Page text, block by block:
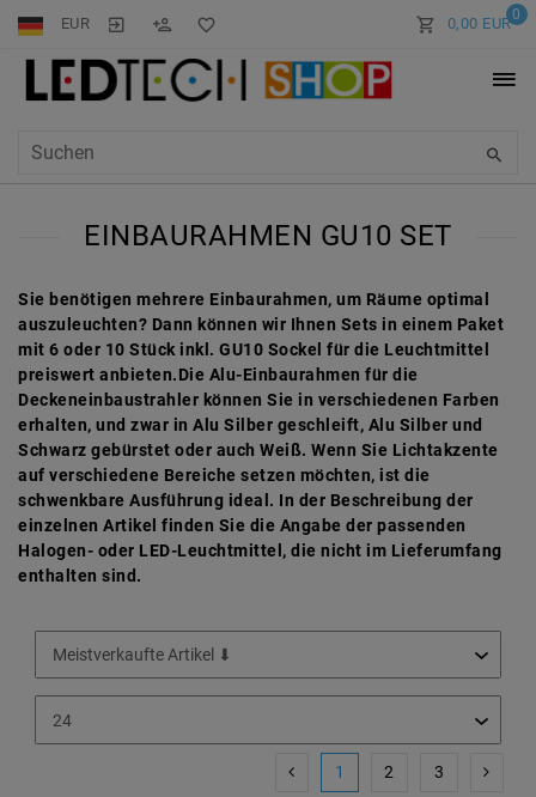
EUR 0
0,00 EUR
EINBAURAHMEN GU10 SET
Sie benötigen mehrere Einbaurahmen, um Räume optimal
auszuleuchten? Dann können wir Ihnen Sets in einem Paket
mit 6 oder 10 Stück inkl. GU10 Sockel für die Leuchtmittel
preiswert anbieten.Die Alu-Einbaurahmen für die
Deckeneinbaustrahler können Sie in verschiedenen Farben
erhalten, und zwar in Alu Silber geschleift, Alu Silber und
Schwarz gebürstet oder auch Weiß. Wenn Sie Lichtakzente
auf verschiedene Bereiche setzen möchten, ist die
schwenkbare Ausführung ideal. In der Beschreibung der
einzelnen Artikel finden Sie die Angabe der passenden
Halogen- oder LED-Leuchtmittel, die nicht im Lieferumfang
enthalten sind.
1 2 3